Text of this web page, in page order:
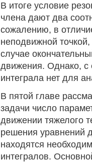
В итоге условие
члена дают два
сожалению, в
неподвижной
случае
движения. Однако, с
интеграла нет для
В пятой главе
задачи число
движении тяжелого
решения уравнений
находятся
интегралов.